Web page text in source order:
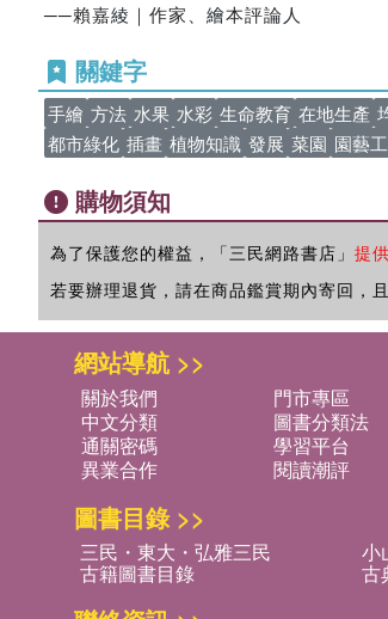
──賴嘉綾｜作家、繪本評論人
關鍵字
手繪 方法 水果 水彩 生命教育 在地生產
都市綠化 插畫 植物知識 發展 菜園 園藝
購物須知
為了保護您的權益，「三民網路書店」 提
若要辦理退貨，請在商品鑑賞期內寄回，
網站導航 >>
關於我們 門市專區
中文分類
圖書分類法
通關密碼
學習平台
異業合作
閱讀潮評
圖書目錄 >>
三民・東大・弘雅三民 小
古籍圖書目錄 古